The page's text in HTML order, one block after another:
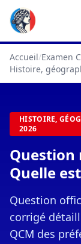
Accueil/Examen
Histoire,
HISTOIRE,
2026
Question
Quelle
Question
corrigé
QCM des